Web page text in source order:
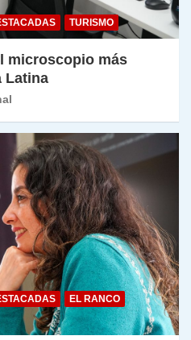
TURISMO
microscopio más
Latina
EL RANCO